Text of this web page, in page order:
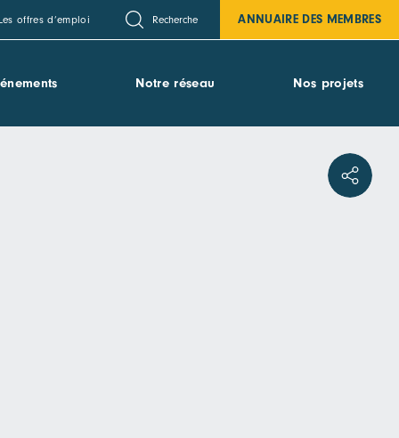
offres d’emploi Recherche ANNUAIRE DES MEMBRES
Notre réseau Nos projets